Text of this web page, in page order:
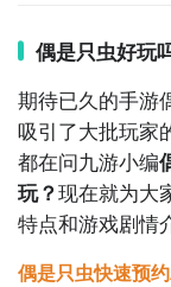
偶是只虫什么时
法，下边就让九
方法一： 关注
步骤1：百度搜
步骤2：关注大
最新发布，这是
偶是只虫好玩
期待已久的手游
吸引了大批玩家
都在问九游小编
玩？现在就为大
特点和游戏剧情
偶是只虫快速预